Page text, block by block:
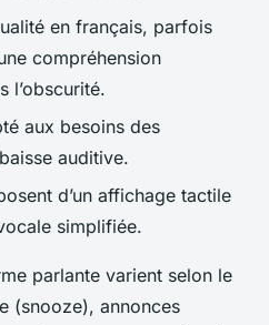
en français, parfois
compréhension
l’obscurité.
aux besoins des
auditive.
d’un affichage tactile
simplifiée.
parlante varient selon le
(snooze), annonces